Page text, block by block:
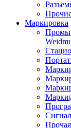
Маркировка